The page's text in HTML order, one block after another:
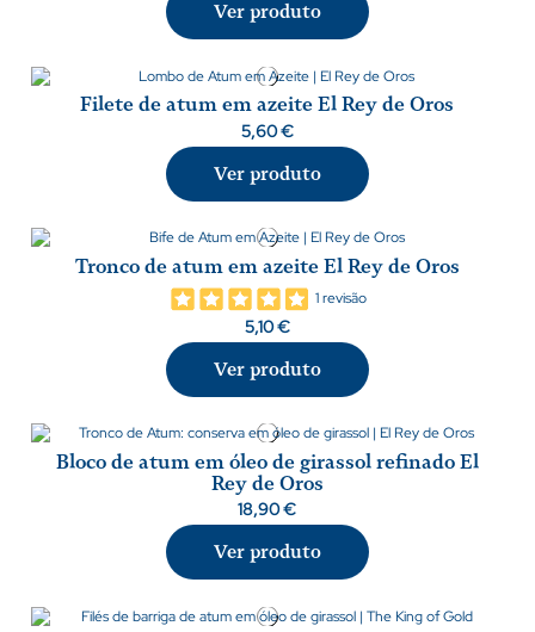
Ver produto
Filete de atum em azeite El Rey de Oros
5,60 €
Ver produto
Tronco de atum em azeite El Rey de Oros
1 revisão
5,10 €
Ver produto
Bloco de atum em óleo de girassol refinado El
Rey de Oros
18,90 €
Ver produto